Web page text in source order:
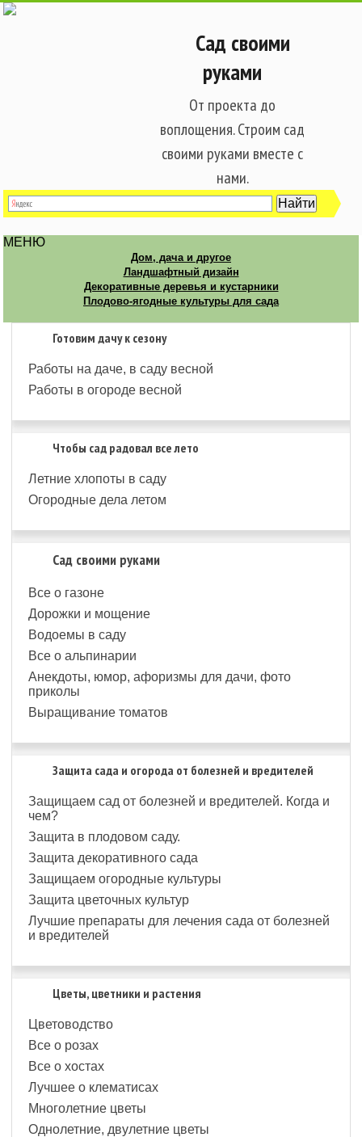
Сад своими
руками
От проекта до
воплощения. Строим сад
своими руками вместе с
нами.
МЕНЮ
Дом, дача и другое
Ландшафтный дизайн
Декоративные деревья и кустарники
Плодово-ягодные культуры для сада
Готовим дачу к сезону
Работы на даче, в саду весной
Работы в огороде весной
Чтобы сад радовал все лето
Летние хлопоты в саду
Огородные дела летом
Сад своими руками
Все о газоне
Дорожки и мощение
Водоемы в саду
Все о альпинарии
Анекдоты, юмор, афоризмы для дачи, фото
приколы
Выращивание томатов
Защита сада и огорода от болезней и вредителей
Защищаем сад от болезней и вредителей. Когда и
чем?
Защита в плодовом саду.
Защита декоративного сада
Защищаем огородные культуры
Защита цветочных культур
Лучшие препараты для лечения сада от болезней
и вредителей
Цветы, цветники и растения
Цветоводство
Все о розах
Все о хостах
Лучшее о клематисах
Многолетние цветы
Однолетние, двулетние цветы